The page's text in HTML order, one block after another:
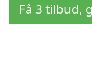
Få 3 tilbud,